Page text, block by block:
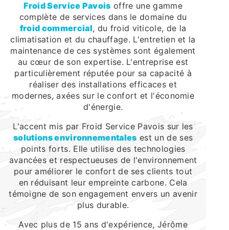
Froid Service Pavois offre une gamme
complète de services dans le domaine du
froid commercial, du froid viticole, de la
climatisation et du chauffage. L'entretien et la
maintenance de ces systèmes sont également
au cœur de son expertise. L'entreprise est
particulièrement réputée pour sa capacité à
réaliser des installations efficaces et
modernes, axées sur le confort et l'économie
d'énergie.
L'accent mis par Froid Service Pavois sur les
solutions environnementales est un de ses
points forts. Elle utilise des technologies
avancées et respectueuses de l'environnement
pour améliorer le confort de ses clients tout
en réduisant leur empreinte carbone. Cela
témoigne de son engagement envers un avenir
plus durable.
Avec plus de 15 ans d'expérience, Jérôme